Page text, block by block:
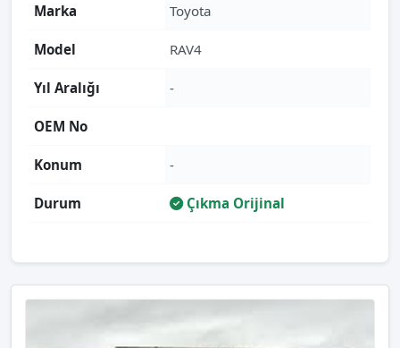
Marka Toyota
Model RAV4
Yıl Aralığı -
OEM No
Konum -
Durum Çıkma Orijinal